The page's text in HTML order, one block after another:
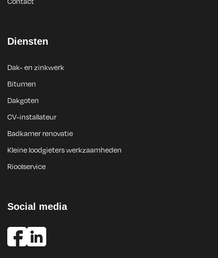
Diensten
Dak- en zinkwerk
Bitumen
Dakgoten
CV-installateur
Badkamer renovatie
Kleine loodgieters werkzaamheden
Rioolservice
Social media